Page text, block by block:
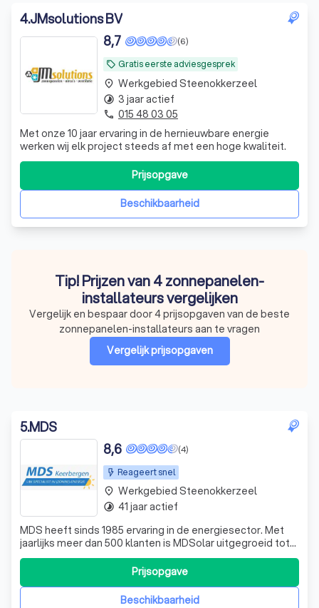
4.JMsolutions BV
local_offer Gratis eerste adviesgesprek
(6)
8,7
Met onze 10 jaar ervaring in de hernieuwbare energie
werken wij elk project steeds af met een hoge kwaliteit.
Beschikbaarheid
Prijsopgave
place Werkgebied Steenokkerzeel
timelapse 3 jaar actief
phone 015 48 03 05
Tip! Prijzen van 4 zonnepanelen-
installateurs vergelijken
Vergelijk en bespaar door 4 prijsopgaven van de beste
zonnepanelen-installateurs aan te vragen
Vergelijk prijsopgaven
5.MDS
Reageert snel
(4)
8,6
MDS heeft sinds 1985 ervaring in de energiesector. Met
jaarlijks meer dan 500 klanten is MDSolar uitgegroeid tot
een echte zonne-energie specialist. Er wordt enkel
gewerkt met topmerken zoals LG, Q Cells, AEG, Denim en
SolarEdge maar ook opkomende merken zoals Trinasolar
en Solax. Buiten zonne-energBeschikbaarheid
Prijsopgave
place Werkgebied Steenokkerzeel
timelapse 41 jaar actief